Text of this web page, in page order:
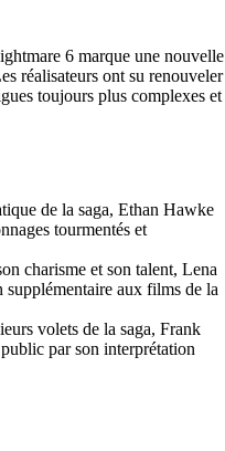
6 marque une nouvelle
réalisateurs ont su renouveler
toujours plus complexes et
de la saga, Ethan Hawke
tourmentés et
charisme et son talent, Lena
aux films de la
volets de la saga, Frank
par son interprétation